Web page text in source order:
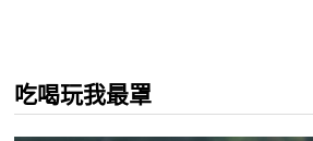
吃喝玩我最罩